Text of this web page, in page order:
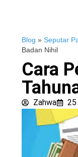
Blog » Seputar
Badan Nihil
Cara
Zahwa 25